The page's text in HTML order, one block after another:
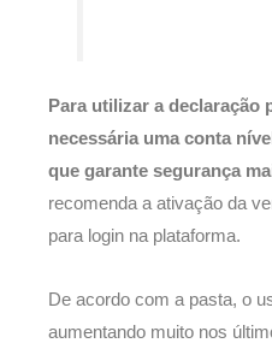
Para utilizar a declaração
necessária uma conta
que garante segurança
recomenda a ativação da
para login na plataforma.
De acordo com a pasta, o
aumentando muito nos